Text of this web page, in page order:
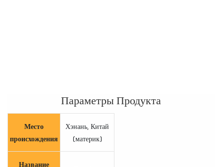
Параметры Продукта
Место
происхождения
Хэнань, Китай
(материк)
Название